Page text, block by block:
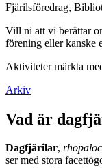
Fjärilsföredrag,
Vill ni att vi berättar
förening eller kanske
Aktiviteter märkta
Arkiv
Vad är
Dagfjärilar,
ser med stora